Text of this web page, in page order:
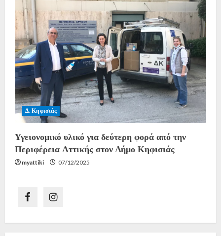
Δ. Κηφισιάς
Υγειονομικό υλικό για δεύτερη φορά από την
Περιφέρεια Αττικής στον Δήμο Κηφισιάς
myattiki 07/12/2025